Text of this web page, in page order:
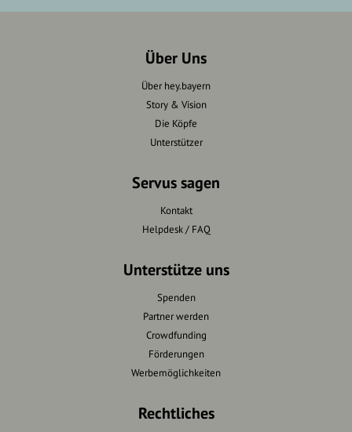
Über Uns
Über hey.bayern
Story & Vision
Die Köpfe
Unterstützer
Servus sagen
Kontakt
Helpdesk / FAQ
Unterstütze uns
Spenden
Partner werden
Crowdfunding
Förderungen
Werbemöglichkeiten
Rechtliches